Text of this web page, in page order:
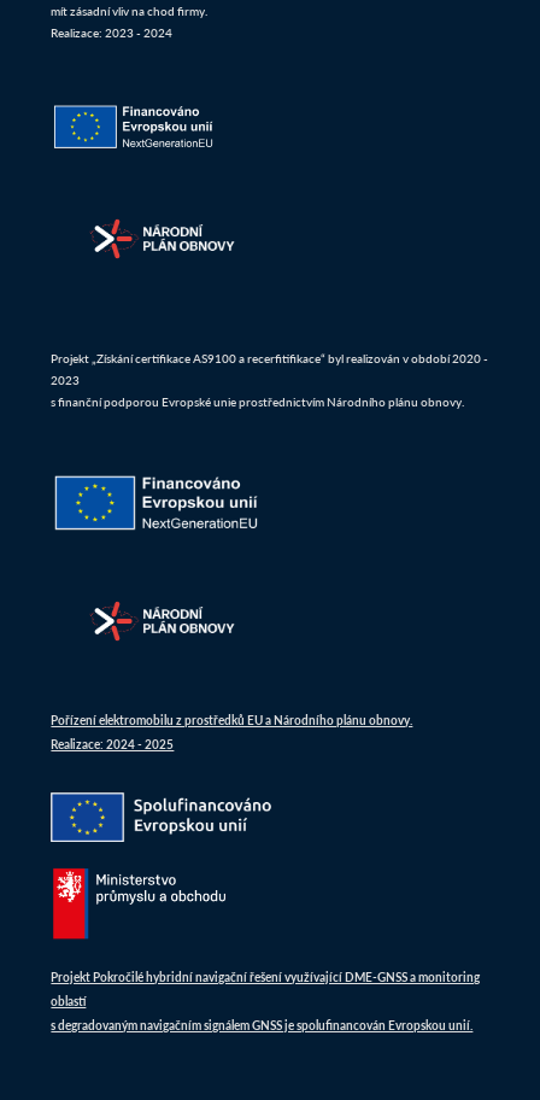
mít zásadní vliv na chod firmy.
Realizace: 2023 - 2024
Projekt „Získání certifikace AS9100 a recerfitifikace“ byl realizován v období 2020 -
2023
s finanční podporou Evropské unie prostřednictvím Národního plánu obnovy.
Pořízení elektromobilu z prostředků EU a Národního plánu obnovy.
Realizace: 2024 - 2025
Projekt Pokročilé hybridní navigační řešení využívající DME-GNSS a monitoring
oblastí
s degradovaným navigačním signálem GNSS je spolufinancován Evropskou unií.